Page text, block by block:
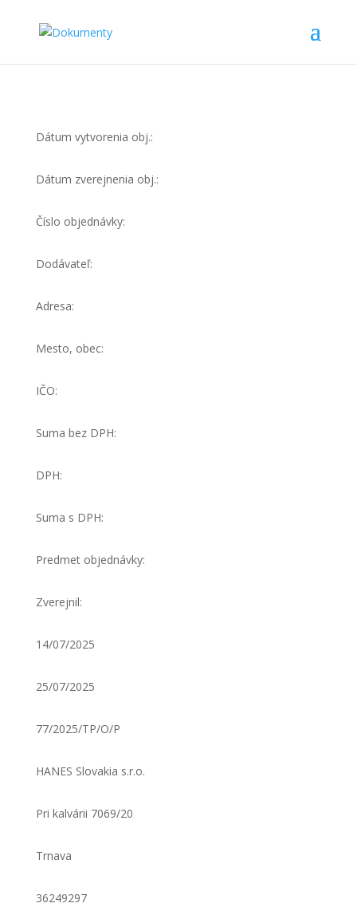
Dátum vytvorenia obj.:
Dátum zverejnenia obj.:
Číslo objednávky:
Dodávateľ:
Adresa:
Mesto, obec:
IČO:
Suma bez DPH:
DPH:
Suma s DPH:
Predmet objednávky:
Zverejnil:
14/07/2025
25/07/2025
77/2025/TP/O/P
HANES Slovakia s.r.o.
Pri kalvárii 7069/20
Trnava
36249297